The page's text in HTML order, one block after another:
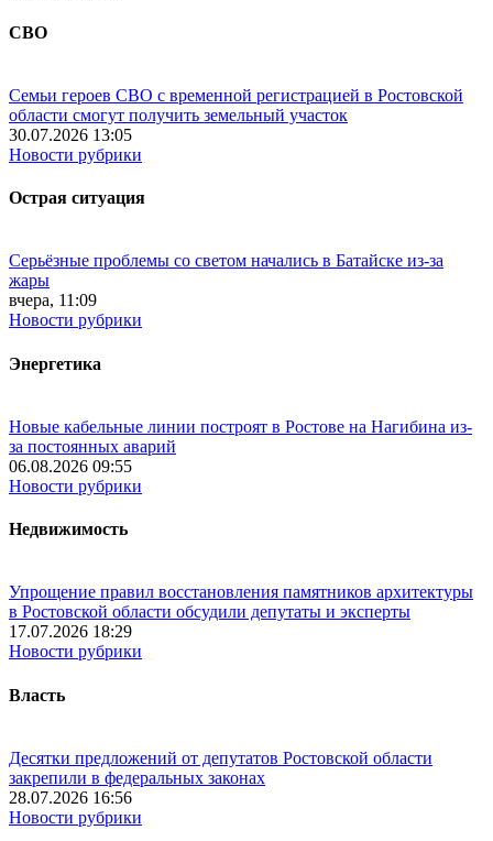
СВО
Семьи героев СВО с временной регистрацией в Ростовской
области смогут получить земельный участок
30.07.2026 13:05
Новости рубрики
Острая ситуация
Серьёзные проблемы со светом начались в Батайске из-за
жары
вчера, 11:09
Новости рубрики
Энергетика
Новые кабельные линии построят в Ростове на Нагибина из-
за постоянных аварий
06.08.2026 09:55
Новости рубрики
Недвижимость
Упрощение правил восстановления памятников архитектуры
в Ростовской области обсудили депутаты и эксперты
17.07.2026 18:29
Новости рубрики
Власть
Десятки предложений от депутатов Ростовской области
закрепили в федеральных законах
28.07.2026 16:56
Новости рубрики